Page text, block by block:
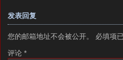
发表回复
您的邮箱地址不会被公开。 必填项
评论 *